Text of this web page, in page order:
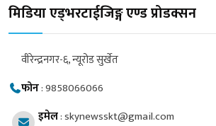
मिडिया एड्भरटाईजिङ्ग एण्ड प्रोडक्सन
वीरेन्द्रनगर-६, न्यूरोड सुर्खेत
फोन:9858066066
इमेल:skynewsskt@gmail.com